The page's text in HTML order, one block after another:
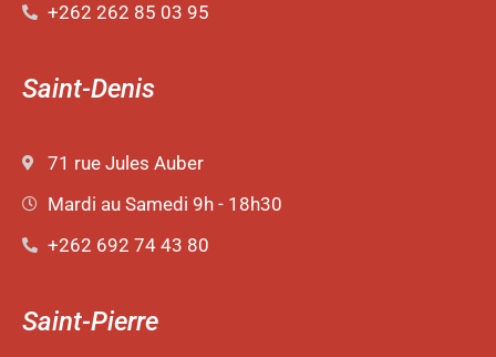
+262 262 85 03 95
Saint-Denis
71 rue Jules Auber
Mardi au Samedi 9h - 18h30
+262 692 74 43 80
Saint-Pierre